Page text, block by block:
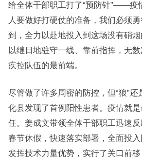
给全体干部职工打了“预防针”——疫
人要做好打硬仗的准备，我们必须
到，全力以赴地投入到这场没有硝
以继日地驻守一线、靠前指挥，无
疾控队伍的最前端。
尽管做了许多周密的防控，但“狼”还
化县发现了首例阳性患者。疫情就
任。姜成文带领全体干部职工迅速
春节休假，快速落实部署，全面投
发挥技术力量优势，实行了关口前